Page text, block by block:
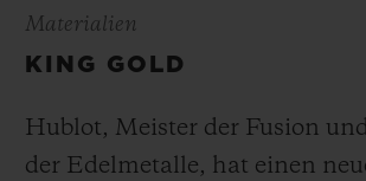
Materialien
KING GOLD
Hublot, Meister der Fusion
der Edelmetalle, hat einen